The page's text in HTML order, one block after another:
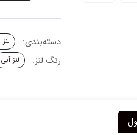
دنیز
سنوریتا
عدد
دسته‌بندی:
رنگ لنز: لنز آبی